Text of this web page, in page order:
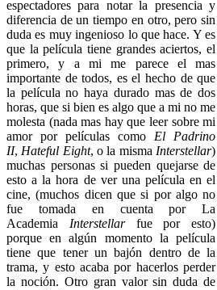
espectadores para notar la presencia y
diferencia de un tiempo en otro, pero sin
duda es muy ingenioso lo que hace. Y es
que la película tiene grandes aciertos, el
primero, y a mi me parece el mas
importante de todos, es el hecho de que
la película no haya durado mas de dos
horas, que si bien es algo que a mi no me
molesta (nada mas hay que leer sobre mi
amor por películas como El Padrino
II, Hateful Eight, o la misma Interstellar)
muchas personas si pueden quejarse de
esto a la hora de ver una película en el
cine, (muchos dicen que si por algo no
fue tomada en cuenta por La
Academia Interstellarfue por esto)
porque en algún momento la película
tiene que tener un bajón dentro de la
trama, y esto acaba por hacerlos perder
la noción. Otro gran valor sin duda de